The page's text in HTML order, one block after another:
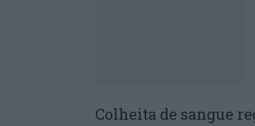
Colheita de sangue